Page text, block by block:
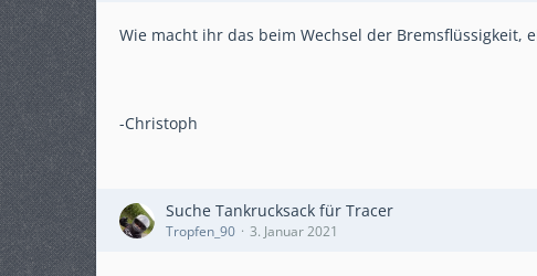
Wie macht ihr das beim Wechsel der Bremsflüssigkeit,
-Christoph
Suche Tankrucksack für Tracer
Tropfen_90 3. Januar 2021